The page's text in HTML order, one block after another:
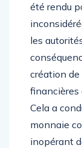
été rendu
les
création
financières
Cela a
monnaie
inopérant